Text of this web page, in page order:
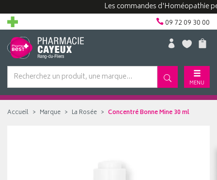
Les commandes d'Homéopathie
09 72 09 30 00
MENU
Accueil Marque La Rosée Concentré Bonne Mine 30 ml